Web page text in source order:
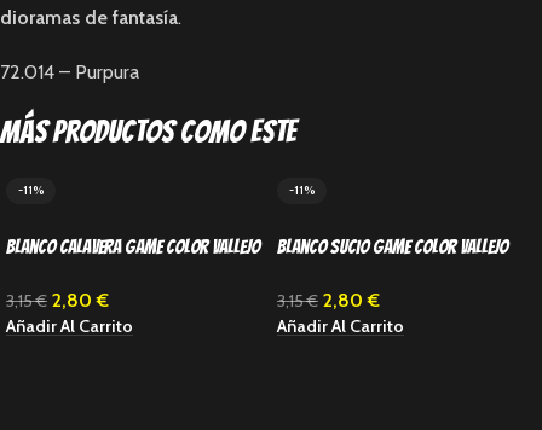
dioramas de fantasía.
72.014 – Purpura
Más productos como este
-11%
Blanco calavera Game Color Vallejo
3,15€ 2,80€
Añadir Al Carrito
-11%
Blanco Sucio Game Color Vallejo
3,15€ 2,80€
Añadir Al Carrito